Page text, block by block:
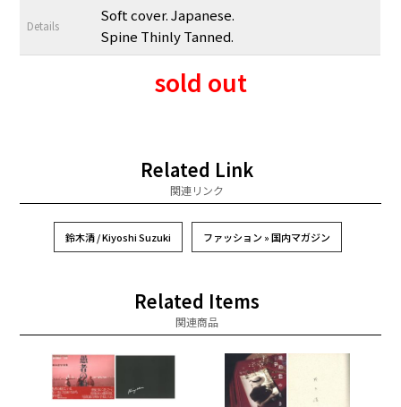
Details
Soft cover. Japanese.
Spine Thinly Tanned.
sold out
Related Link
関連リンク
鈴木清 / Kiyoshi Suzuki ファッション » 国内マガジン
Related Items
関連商品